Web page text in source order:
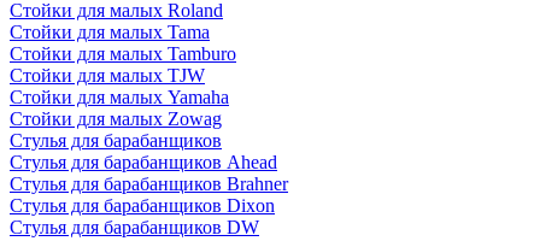
Стойки для малых Roland
Стойки для малых Tama
Стойки для малых Tamburo
Стойки для малых TJW
Стойки для малых Yamaha
Стойки для малых Zowag
Стулья для барабанщиков
Стулья для барабанщиков Ahead
Стулья для барабанщиков Brahner
Стулья для барабанщиков Dixon
Стулья для барабанщиков DW